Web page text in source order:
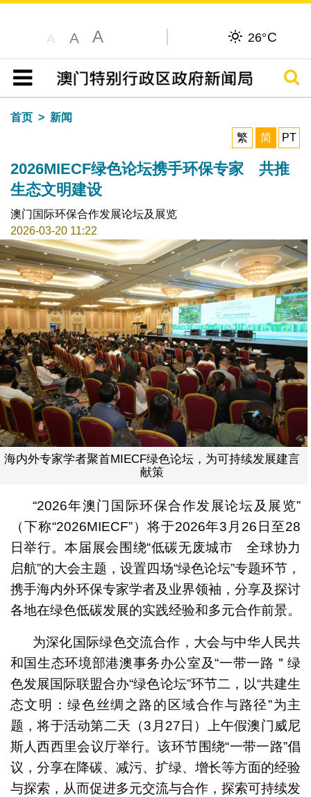
A A A 26°C
目录
搜寻
首页
新闻
繁
简 PT
2026MIECF绿色论坛携手环保专家 共推
生态文明建设
澳门国际环保合作发展论坛及展览
2026-03-20 11:22
海内外专家学者聚首MIECF绿色论坛，为可持续发展建言
献策
“2026年澳门国际环保合作发展论坛及展览”
（下称“2026MIECF”）将于2026年3月26日至28
日举行。本届展会围绕“低碳无废城市 全球协力
启航”的大会主题，设置四场“绿色论坛”专题环节，
携手海内外环保专家学者及业界领袖，分享及探讨
各地在绿色低碳发展的实践经验和多元合作前景。
为深化国际绿色交流合作，大会与中华人民共
和国生态环境部港澳事务办公室及“一带一路＂绿
色发展国际联盟合办“绿色论坛”环节二，以“共建生
态文明：绿色丝绸之路的区域合作与路径”为主
题，将于活动第二天（3月27日）上午假澳门威尼
斯人西西里会议厅举行。该环节围绕“一带一路”倡
议，分享在降碳、减污、扩绿、增长等方面的经验
与探索，从而促进多元交流与合作，探索可持续发